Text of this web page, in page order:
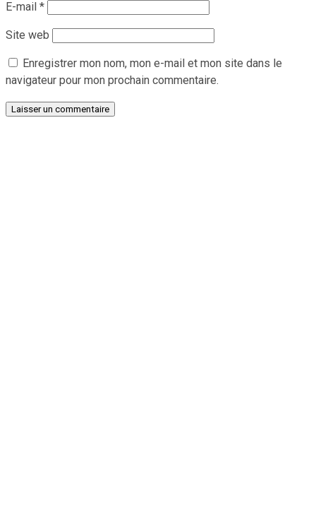
E-mail *
Site web
Enregistrer mon nom, mon e-mail et mon site dans le
navigateur pour mon prochain commentaire.